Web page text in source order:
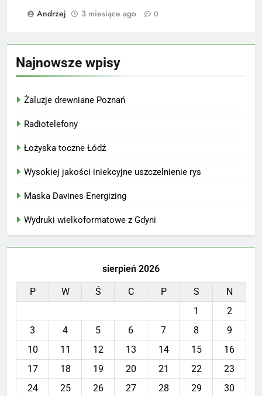
Andrzej
3 miesiące ago 0
Najnowsze wpisy
Żaluzje drewniane Poznań
Radiotelefony
Łożyska toczne Łódź
Wysokiej jakości iniekcyjne uszczelnienie rys
Maska Davines Energizing
Wydruki wielkoformatowe z Gdyni
sierpień 2026
P W Ś C P S
N
1
2
3
4 5 6 7 8
9
10
11 12 13 14 15
16
17
18 19 20 21 22
23
24
25 26 27 28 29
30